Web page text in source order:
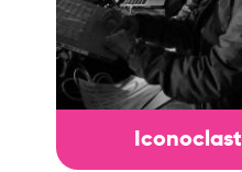
Iconoclast